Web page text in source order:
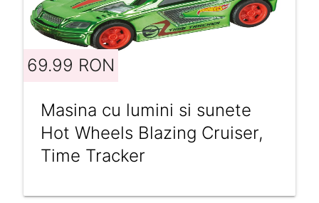
69.99 RON
Masina cu lumini si sunete
Hot Wheels Blazing Cruiser,
Time Tracker